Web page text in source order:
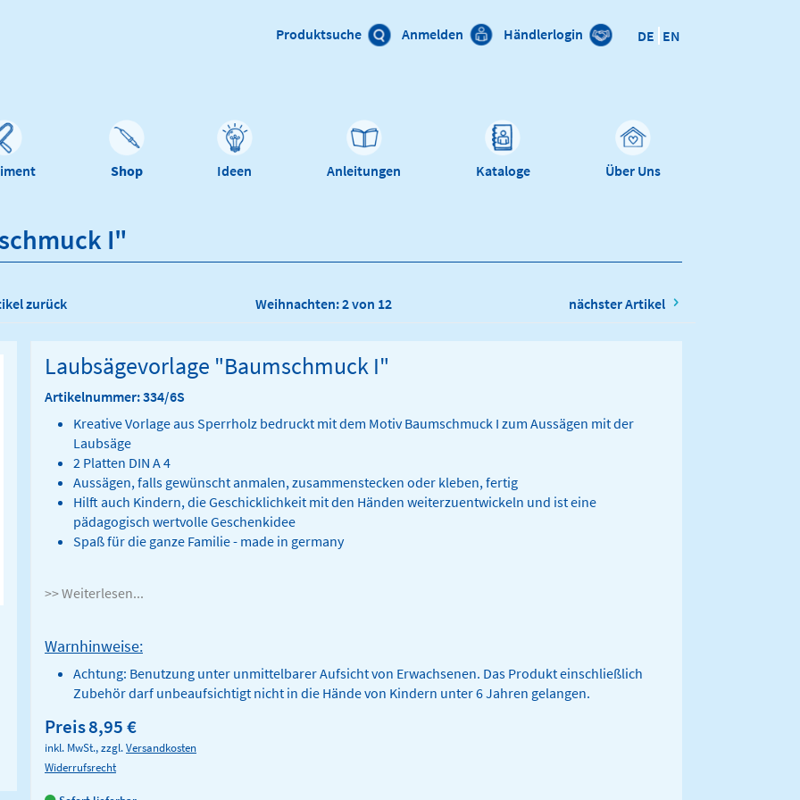
DE EN
Produktsuche Anmelden Händlerlogin
Shop Ideen Anleitungen Kataloge Über Uns
I"
zurück Weihnachten: 2 von 12 nächster Artikel
Laubsägevorlage "Baumschmuck I"
Artikelnummer: 334/6S
Kreative Vorlage aus Sperrholz bedruckt mit dem Motiv Baumschmuck I zum Aussägen mit der
Laubsäge
2 Platten DIN A 4
Aussägen, falls gewünscht anmalen, zusammenstecken oder kleben, fertig
Hilft auch Kindern, die Geschicklichkeit mit den Händen weiterzuentwickeln und ist eine
pädagogisch wertvolle Geschenkidee
Spaß für die ganze Familie - made in germany
>> Weiterlesen...
Warnhinweise:
Achtung: Benutzung unter unmittelbarer Aufsicht von Erwachsenen. Das Produkt einschließlich
Zubehör darf unbeaufsichtigt nicht in die Hände von Kindern unter 6 Jahren gelangen.
Preis8,95 €
inkl. MwSt., zzgl.Versandkosten
Widerrufsrecht